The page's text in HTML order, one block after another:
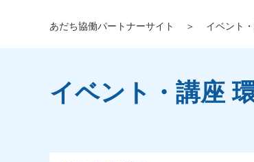
あだち協働パートナーサイト ＞ イベント
イベント・講座